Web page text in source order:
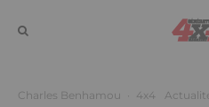
Charles Benhamou · 4x4